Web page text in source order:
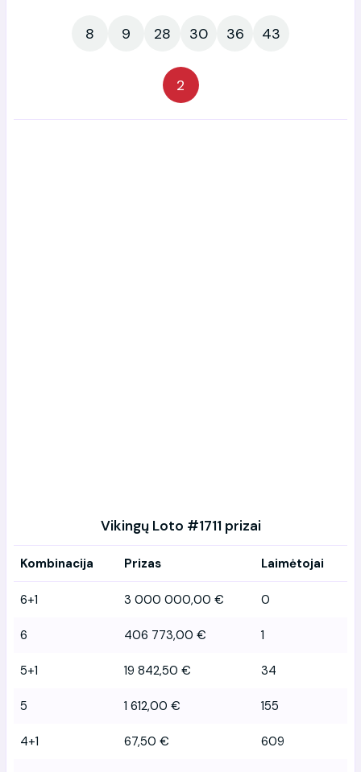
8 9 28 30 36 43
2
Vikingų Loto #1711 prizai
Kombinacija Prizas Laimėtojai
6+1 3 000 000,00 € 0
6 406 773,00 € 1
5+1 19 842,50 € 34
5 1 612,00 € 155
4+1 67,50 € 609